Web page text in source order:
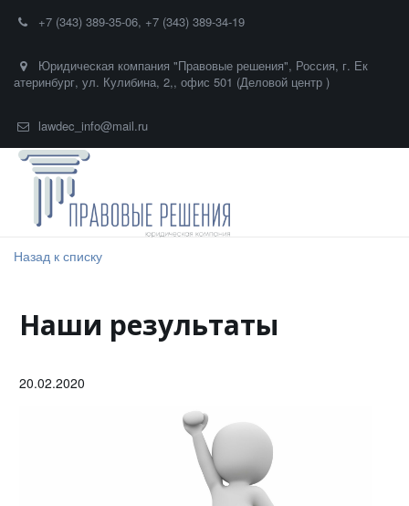
+7 (343) 389-35-06, +7 (343) 389-34-19
Юридическая компания "Правовые решения", Россия, г. Ек
атеринбург, ул. Кулибина, 2,, офис 501 (Деловой центр )
lawdec_info@mail.ru
Назад к списку
Наши результаты
20.02.2020